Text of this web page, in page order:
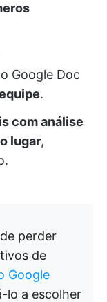
Google Doc
.
com análise
lugar,
perder
de
Google
lo a escolher